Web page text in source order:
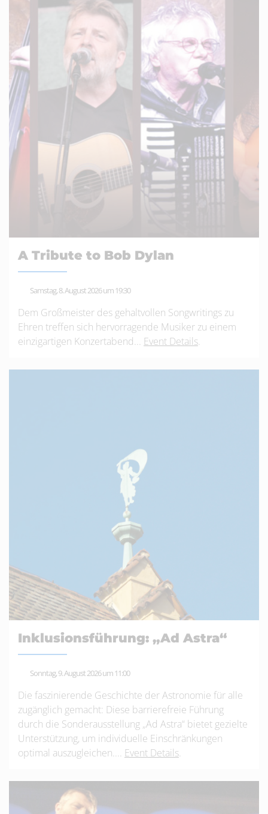
A Tribute to Bob Dylan
Samstag, 8. August 2026 um 19:30
Dem Großmeister des gehaltvollen Songwritings zu
Ehren treffen sich hervorragende Musiker zu einem
einzigartigen Konzertabend... Event Details.
Inklusionsführung: „Ad Astra“
Sonntag, 9. August 2026 um 11:00
Die faszinierende Geschichte der Astronomie für alle
zugänglich gemacht: Diese barrierefreie Führung
durch die Sonderausstellung „Ad Astra“ bietet gezielte
Unterstützung, um individuelle Einschränkungen
optimal auszugleichen.... Event Details.